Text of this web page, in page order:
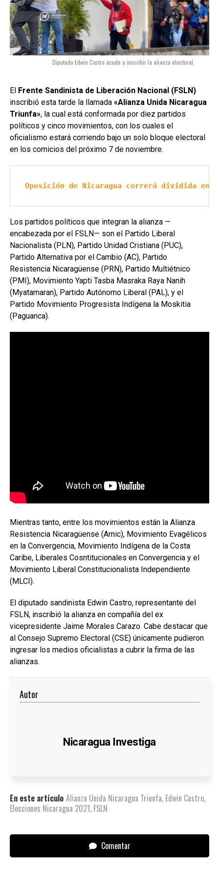
Diputado Edwin Castro acude a inscribir la alianza electoral.
El Frente Sandinista de Liberación Nacional (FSLN)
inscribió esta tarde la llamada «Alianza Unida Nicaragua
Triunfa», la cual está conformada por diez partidos
políticos y cinco movimientos, con los cuales el
oficialismo estará corriendo bajo un solo bloque electoral
en los comicios del próximo 7 de noviembre.
Oposición de Nicaragua correrá dividida en
Los partidos políticos que integran la alianza —
encabezada por el FSLN— son el Partido Liberal
Nacionalista (PLN), Partido Unidad Cristiana (PUC),
Partido Alternativa por el Cambio (AC), Partido
Resistencia Nicaragüense (PRN), Partido Multiétnico
(PMI), Movimiento Yapti Tasba Masraka Raya Nanih
(Myatamaran), Partido Autónomo Liberal (PAL), y el
Partido Movimiento Progresista Indígena la Moskitia
(Paguanca).
Mientras tanto, entre los movimientos están la Alianza
Resistencia Nicaragüense (Arnic), Movimiento Evagélicos
en la Convergencia, Movimiento Indígena de la Costa
Caribe, Liberales Cosntitucionales en Convergencia y el
Movimiento Liberal Constitucionalista Independiente
(MLCI).
El diputado sandinista Edwin Castro, representante del
FSLN, inscribió la alianza en compañía del ex
vicepresidente Jaime Morales Carazo. Cabe destacar que
al Consejo Supremo Electoral (CSE) únicamente pudieron
ingresar los medios oficialistas a cubrir la firma de las
alianzas.
Autor
Nicaragua Investiga
En este artículo Alianza Unida Nicaragua Triunfa, Edwin Castro,
Elecciones Nicaragua 2021, FSLN
Comentar